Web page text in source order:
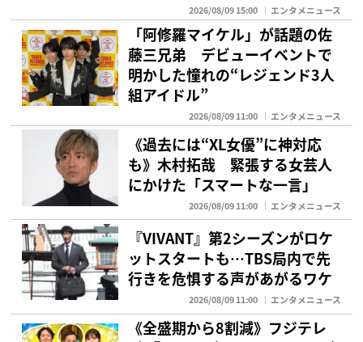
2026/08/09 15:00 エンタメニュース
「阿修羅マイケル」が話題の佐
藤三兄弟 デビューイベントで
明かした憧れの“レジェンド3人
組アイドル”
2026/08/09 11:00 エンタメニュース
《過去には“XL女優”に神対応
も》木村拓哉 緊張する女芸人
にかけた「スマートな一言」
2026/08/09 11:00 エンタメニュース
『VIVANT』第2シーズンがロケ
ットスタートも…TBS局内で先
行きを危惧する声があがるワケ
2026/08/09 11:00 エンタメニュース
《全盛期から8割減》フジテレ